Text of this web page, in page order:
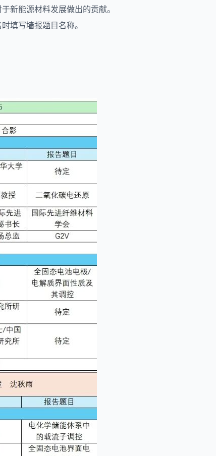
新能源材料发展做出的贡献。
填写墙报题目名称。